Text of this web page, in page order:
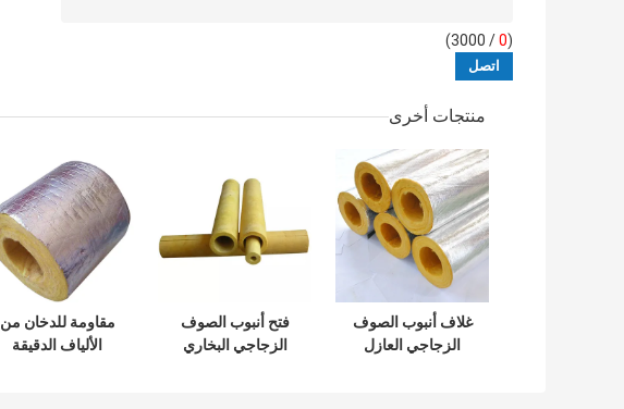
(
0
/ 3000)
منتجات أخرى
غلاف أنبوب الصوف
الزجاجي العازل
فتح أنبوب الصوف
الزجاجي البخاري
مقاومة للدخان من
الألياف الدقيقة